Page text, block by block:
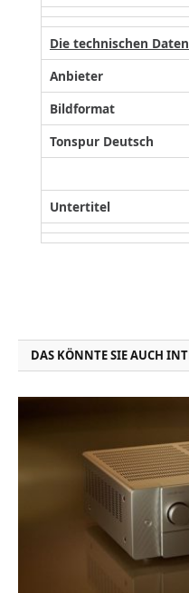
Die technischen Daten
Anbieter
Bildformat
Tonspur Deutsch
Untertitel
DAS KÖNNTE SIE AUCH